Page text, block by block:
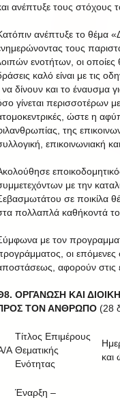
ανέπτυξε τους στόχους
ανέπτυξε το θέμα
τους
ενοτήτων, οι
καλό είναι με τις
να δίνουν και το έναυσμα
γίνεται περισσοτέρων
ώστε η
της
επικοινωνιακή
με την
σε ποικίλα
πολλαπλά καθήκοντά
με τον
οι επόμενες
αφορούν στις
ΟΡΓΑΝΩΣΗ ΚΑΙ
ΤΟΝ ΑΝΘΡΩΠΟ (28
Α
Τίτλος Επιμέρους
Θεματικής
Ενότητας
και
Έναρξη –